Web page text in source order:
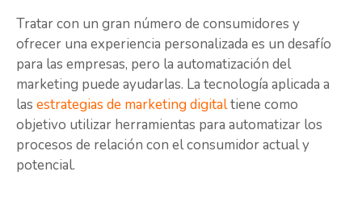
Tratar con un gran número de consumidores y
ofrecer una experiencia personalizada es un desafío
para las empresas, pero la automatización del
marketing puede ayudarlas. La tecnología aplicada a
las estrategias de marketing digitaltiene como
objetivo utilizar herramientas para automatizar los
procesos de relación con el consumidor actual y
potencial.